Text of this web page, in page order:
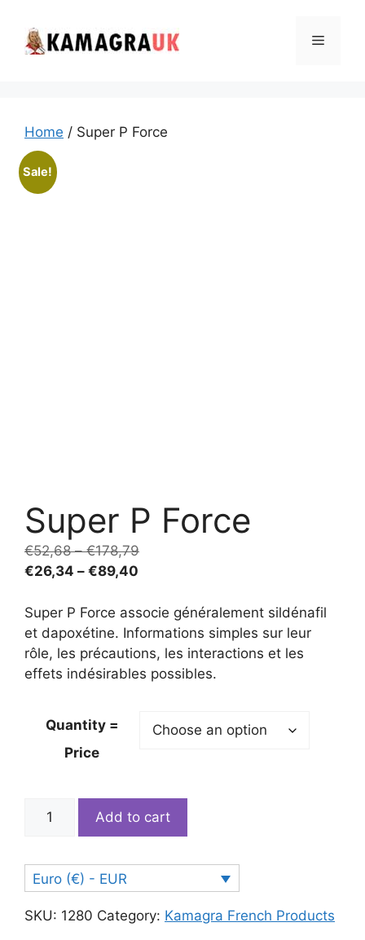
content
Menu
Home / Super P Force
Sale!
Super P Force
€52,68 – €178,79Price
through
€178,79
€26,34 – €89,40
€26,34
through
€89,40
Super P Force associe généralement sildénafil
et dapoxétine. Informations simples sur leur
rôle, les précautions, les interactions et les
effets indésirables possibles.
Quantity =
Price
Super
quantity
Add to cart
Euro (€) - EUR
SKU: 1280 Category: Kamagra French Products